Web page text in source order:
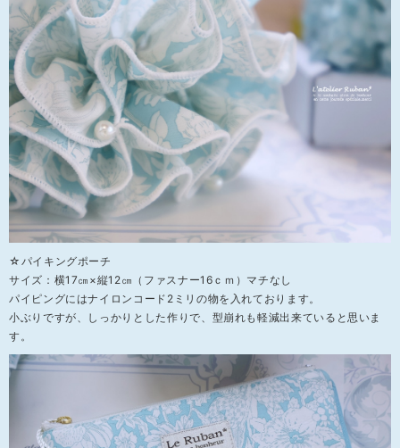
☆パイキングポーチ
サイズ：横17㎝×縦12㎝（ファスナー16ｃｍ）マチなし
パイピングにはナイロンコード2ミリの物を入れております。
小ぶりですが、しっかりとした作りで、型崩れも軽減出来ていると思いま
す。